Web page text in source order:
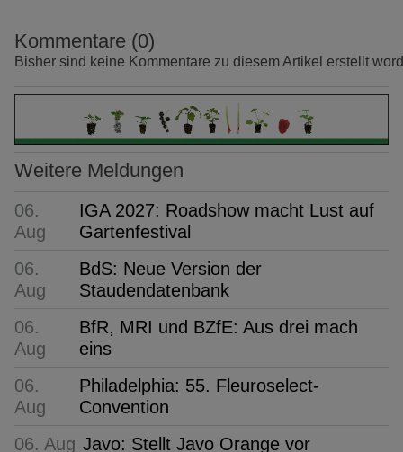
Kommentare (0)
Bisher sind keine Kommentare zu diesem Artikel erstellt
Weitere Meldungen
06.
Aug
IGA 2027: Roadshow macht Lust auf
Gartenfestival
06.
Aug
BdS: Neue Version der
Staudendatenbank
06.
Aug
BfR, MRI und BZfE: Aus drei mach
eins
06.
Aug
Philadelphia: 55. Fleuroselect-
Convention
06. Aug Javo: Stellt Javo Orange vor